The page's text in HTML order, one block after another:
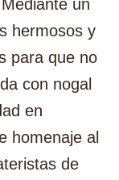
un
hermosos y
para que no
con nogal
en
homenaje al
de